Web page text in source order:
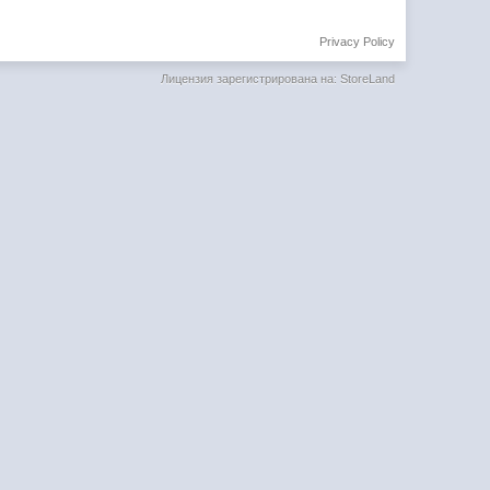
Privacy Policy
Лицензия зарегистрирована на: StoreLand